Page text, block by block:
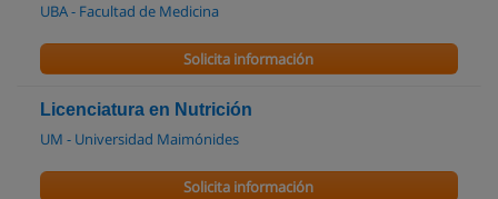
UBA - Facultad de Medicina
Solicita información
Licenciatura en Nutrición
UM - Universidad Maimónides
Solicita información